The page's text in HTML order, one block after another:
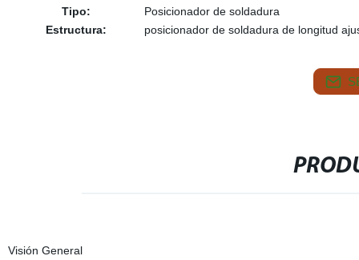
Tipo:
Posicionador de soldadura
Estructura:
posicionador de soldadura de longitud
Visión General